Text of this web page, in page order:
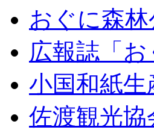
おぐに森林
広報誌「
小国和紙生
佐渡観光協